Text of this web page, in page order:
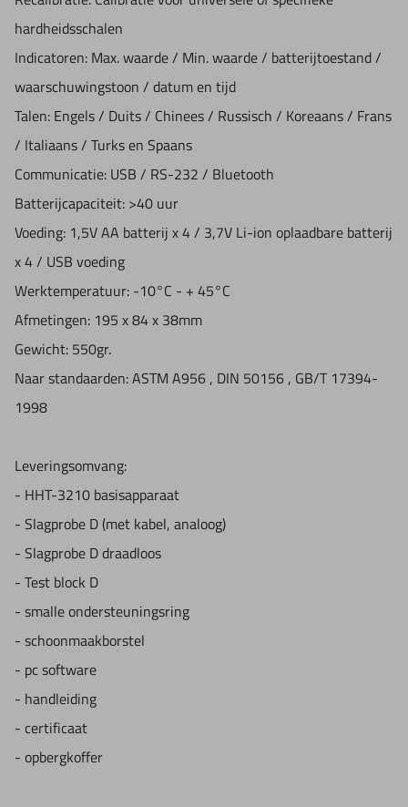
- Test block D
- smalle ondersteuningsring
- schoonmaakborstel
- pc software
- handleiding
- certificaat
- opbergkoffer
hardheidsschalen
Indicatoren: Max. waarde / Min. waarde / batterijtoestand /
waarschuwingstoon / datum en tijd
Talen: Engels / Duits / Chinees / Russisch / Koreaans / Frans
/ Italiaans / Turks en Spaans
Communicatie: USB / RS-232 / Bluetooth
Batterijcapaciteit: >40 uur
Voeding: 1,5V AA batterij x 4 / 3,7V Li-ion oplaadbare batterij
x 4 / USB voeding
Werktemperatuur: -10°C - + 45°C
Afmetingen: 195 x 84 x 38mm
Gewicht: 550gr.
Naar standaarden:ASTM A956 , DIN 50156 , GB/T 17394-
1998
Leveringsomvang:
- HHT-3210 basisapparaat
- Slagprobe D (met kabel, analoog)
- Slagprobe D draadloos
- Test block D
- smalle ondersteuningsring
- schoonmaakborstel
- pc software
- handleiding
- certificaat
- opbergkoffer